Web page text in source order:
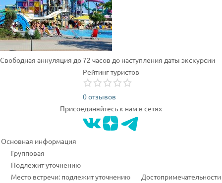
Свободная аннуляция до 72 часов до наступления даты экскурсии
Рейтинг туристов
0 отзывов
Присоединяйтесь к нам в сетях
Основная информация
Групповая
Подлежит уточнению
Место встречи: подлежит уточнению
Достопримечательности